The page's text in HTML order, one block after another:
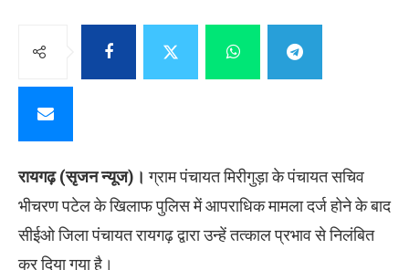
रायगढ़ (सृजन न्यूज)।ग्राम पंचायत मिरीगुड़ा के पंचायत सचिव
भीचरण पटेल के खिलाफ पुलिस में आपराधिक मामला दर्ज होने के बाद
सीईओ जिला पंचायत रायगढ़ द्वारा उन्हें तत्काल प्रभाव से निलंबित
कर दिया गया है।